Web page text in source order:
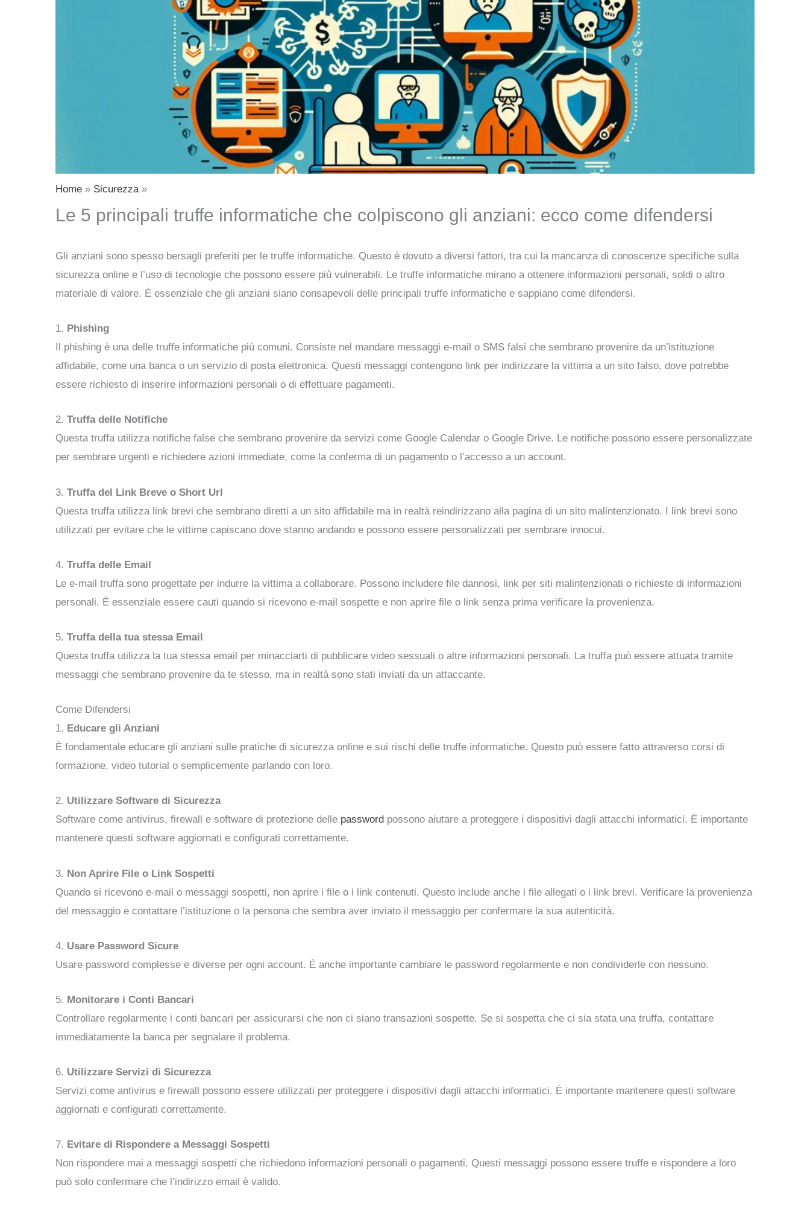
Home Sicurezza
Le 5 principali truffe informatiche che colpiscono gli anziani: ecco come difendersi
Gli anziani sono spesso bersagli preferiti per le truffe informatiche. Questo è dovuto a diversi fattori, tra cui la mancanza di conoscenze specifiche sulla
sicurezza online e l’uso di tecnologie che possono essere più vulnerabili. Le truffe informatiche mirano a ottenere informazioni personali, soldi o altro
materiale di valore. È essenziale che gli anziani siano consapevoli delle principali truffe informatiche e sappiano come difendersi.
1. Phishing
Il phishing è una delle truffe informatiche più comuni. Consiste nel mandare messaggi e-mail o SMS falsi che sembrano provenire da un’istituzione
affidabile, come una banca o un servizio di posta elettronica. Questi messaggi contengono link per indirizzare la vittima a un sito falso, dove potrebbe
essere richiesto di inserire informazioni personali o di effettuare pagamenti.
2. Truffa delle Notifiche
Questa truffa utilizza notifiche false che sembrano provenire da servizi come Google Calendar o Google Drive. Le notifiche possono essere personalizzate
per sembrare urgenti e richiedere azioni immediate, come la conferma di un pagamento o l’accesso a un account.
3. Truffa del Link Breve o Short Url
Questa truffa utilizza link brevi che sembrano diretti a un sito affidabile ma in realtà reindirizzano alla pagina di un sito malintenzionato. I link brevi sono
utilizzati per evitare che le vittime capiscano dove stanno andando e possono essere personalizzati per sembrare innocui.
4. Truffa delle Email
Le e-mail truffa sono progettate per indurre la vittima a collaborare. Possono includere file dannosi, link per siti malintenzionati o richieste di informazioni
personali. È essenziale essere cauti quando si ricevono e-mail sospette e non aprire file o link senza prima verificare la provenienza.
5. Truffa della tua stessa Email
Questa truffa utilizza la tua stessa email per minacciarti di pubblicare video sessuali o altre informazioni personali. La truffa può essere attuata tramite
messaggi che sembrano provenire da te stesso, ma in realtà sono stati inviati da un attaccante.
Come Difendersi
1. Educare gli Anziani
È fondamentale educare gli anziani sulle pratiche di sicurezza online e sui rischi delle truffe informatiche. Questo può essere fatto attraverso corsi di
formazione, video tutorial o semplicemente parlando con loro.
2. Utilizzare Software di Sicurezza
Software come antivirus, firewall e software di protezione delle password possono aiutare a proteggere i dispositivi dagli attacchi informatici. È importante
mantenere questi software aggiornati e configurati correttamente.
3. Non Aprire File o Link Sospetti
Quando si ricevono e-mail o messaggi sospetti, non aprire i file o i link contenuti. Questo include anche i file allegati o i link brevi. Verificare la provenienza
del messaggio e contattare l’istituzione o la persona che sembra aver inviato il messaggio per confermare la sua autenticità.
4. Usare Password Sicure
Usare password complesse e diverse per ogni account. È anche importante cambiare le password regolarmente e non condividerle con nessuno.
5. Monitorare i Conti Bancari
Controllare regolarmente i conti bancari per assicurarsi che non ci siano transazioni sospette. Se si sospetta che ci sia stata una truffa, contattare
immediatamente la banca per segnalare il problema.
6. Utilizzare Servizi di Sicurezza
Servizi come antivirus e firewall possono essere utilizzati per proteggere i dispositivi dagli attacchi informatici. È importante mantenere questi software
aggiornati e configurati correttamente.
7. Evitare di Rispondere a Messaggi Sospetti
Non rispondere mai a messaggi sospetti che richiedono informazioni personali o pagamenti. Questi messaggi possono essere truffe e rispondere a loro
può solo confermare che l’indirizzo email è valido.